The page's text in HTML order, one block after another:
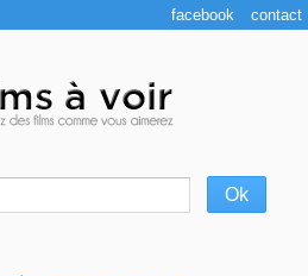
facebook contact